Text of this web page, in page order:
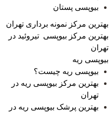
بیوپسی پستان
بهترین مرکز نمونه برداری تهران
بهترین مرکز بیوپسی تیروئید در
تهران
بیوپسی ریه
بیوپسی ریه چیست؟
بهترین مرکز بیوپسی ریه در
تهران
بهترین پرشک بیوپسی ریه در